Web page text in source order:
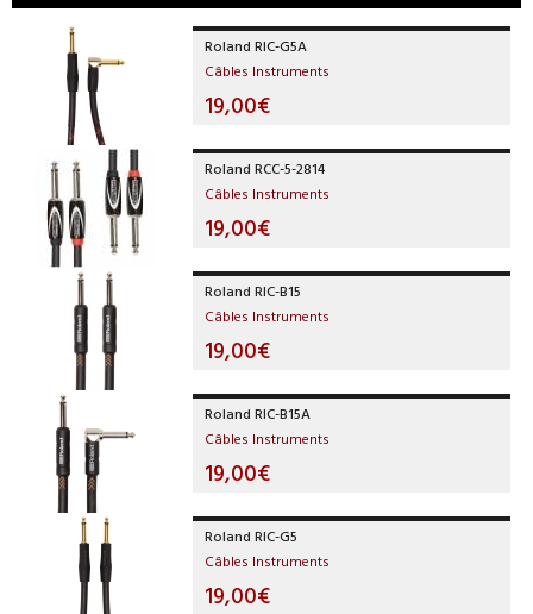
Roland RIC-G5A
Câbles Instruments
19,00€
Roland RCC-5-2814
Câbles Instruments
19,00€
Roland RIC-B15
Câbles Instruments
19,00€
Roland RIC-B15A
Câbles Instruments
19,00€
Roland RIC-G5
Câbles Instruments
19,00€